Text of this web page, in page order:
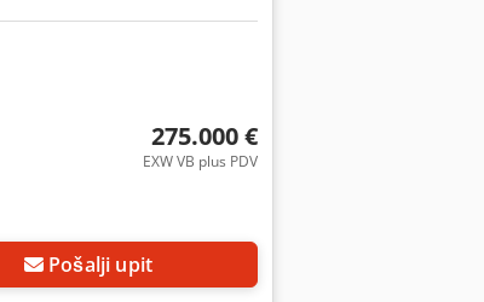
275.000 €
EXW VB plus PDV
Pošalji upit